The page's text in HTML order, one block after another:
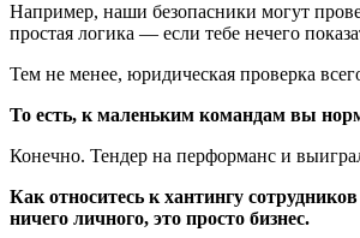
Например, наши безопасники могут
простая логика — если тебе нечего
Тем не менее, юридическая проверка
То есть, к маленьким командам вы
Конечно. Тендер на перформанс и
Как относитесь к хантингу
ничего личного, это просто бизнес.